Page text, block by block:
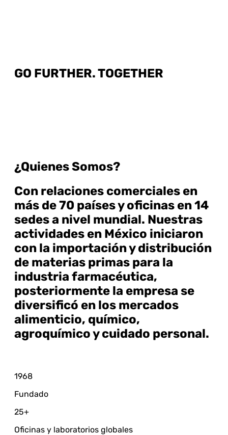
GO FURTHER. TOGETHER
¿Quienes Somos?
Con relaciones comerciales en
más de 70 países y oficinas en 14
sedes a nivel mundial. Nuestras
actividades en México iniciaron
con la importación y distribución
de materias primas para la
industria farmacéutica,
posteriormente la empresa se
diversificó en los mercados
alimenticio, químico,
agroquímico y cuidado personal.
1968
Fundado
25+
Oficinas y laboratorios globales